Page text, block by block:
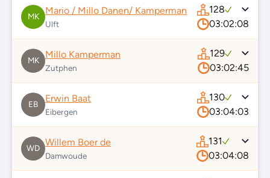
MK
Mario / Millo Danen/ Kamperman
Ulft
128
03:02:08
MK
Millo Kamperman
Zutphen
129
03:02:45
EB
Erwin Baat
Eibergen
130
03:04:03
WD
Willem Boer de
Damwoude
131
03:04:08